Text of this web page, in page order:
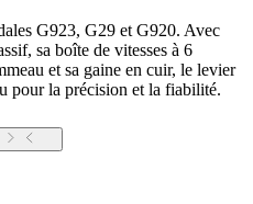
G923, G29 et G920. Avec
sa boîte de vitesses à 6
et sa gaine en cuir, le levier
pour la précision et la fiabilité.